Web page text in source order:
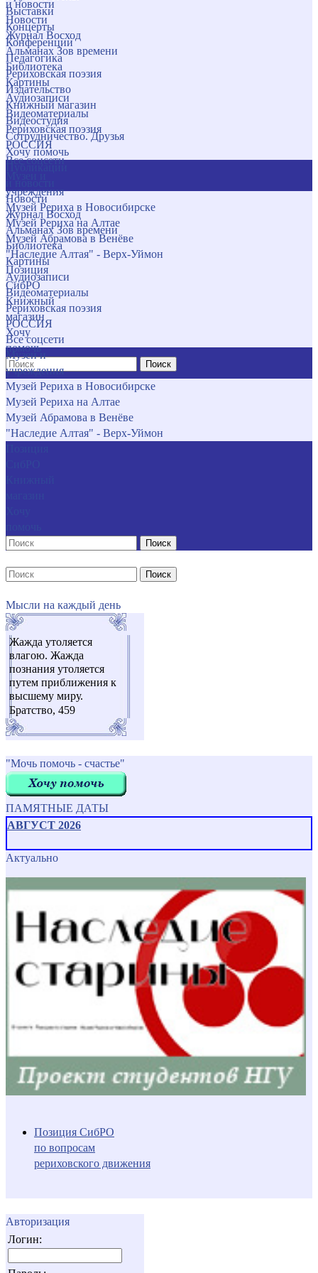
и новости
Новости
Журнал Восход
Альманах Зов времени
Библиотека
Картины
Аудиозаписи
Видеоматериалы
Рериховская поэзия
РОССИЯ
Все соцсети
учреждения
Музей Рериха в Новосибирске
Музей Рериха на Алтае
Музей Абрамова в Венёве
"Наследие Алтая" - Верх-Уймон
Позиция
СибРО
Книжный
магазин
Хочу
помочь
Поиск
Выставки
Концерты
Конференции
Педагогика
Рериховская поэзия
Издательство
Книжный магазин
Видеостудия
Сотрудничество. Друзья
Хочу помочь
Новости
Журнал Восход
Альманах Зов времени
Библиотека
Картины
Аудиозаписи
Видеоматериалы
Рериховская поэзия
РОССИЯ
Все соцсети
Музеи и
учреждения
Музей Рериха в Новосибирске
Музей Рериха на Алтае
Музей Абрамова в Венёве
"Наследие Алтая" - Верх-Уймон
Поиск
Поиск
Мысли на каждый день
Жажда утоляется
влагою. Жажда
познания утоляется
путем приближения к
высшему миру.
Братство, 459
"Мочь помочь - счастье"
ПАМЯТНЫЕ ДАТЫ
АВГУСТ 2026
Актуально
Позиция СибРО
по вопросам
рериховского движения
Авторизация
Логин: